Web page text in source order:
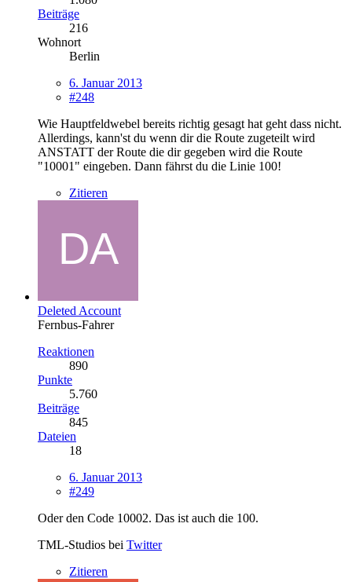
Beiträge
216
Wohnort
Berlin
6. Januar 2013
#248
Wie Hauptfeldwebel bereits richtig gesagt hat geht dass nicht.
Allerdings, kann'st du wenn dir die Route zugeteilt wird
ANSTATT der Route die dir gegeben wird die Route
"10001" eingeben. Dann fährst du die Linie 100!
Zitieren
Deleted Account
Fernbus-Fahrer
Reaktionen
890
Punkte
5.760
Beiträge
845
Dateien
18
6. Januar 2013
#249
Oder den Code 10002. Das ist auch die 100.
TML-Studios bei Twitter
Zitieren